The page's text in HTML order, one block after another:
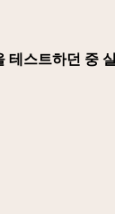
스트하던 중